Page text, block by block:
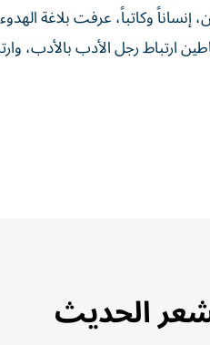
إنساناً وكاتباً، عرفت بلاغة
ارتباط رجل الأدب بالأدب،
الحديث